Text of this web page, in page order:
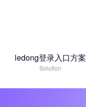
ledong登录入口方案
Solution